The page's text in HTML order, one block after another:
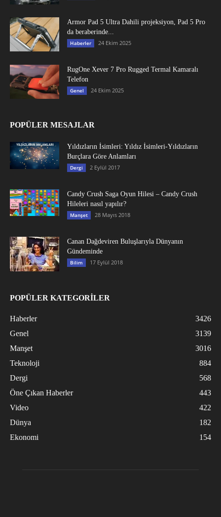
Armor Pad 5 Ultra Dahili projeksiyon, Pad 5 Pro
da beraberinde...
Haberler 24 Ekim 2025
RugOne Xever 7 Pro Rugged Termal Kamaralı
Telefon
Genel 24 Ekim 2025
POPÜLER MESAJLAR
Yıldızların İsimleri: Yıldız İsimleri-Yıldızların
Burçlara Göre Anlamları
Dergi 2 Eylül 2017
Candy Crush Saga Oyun Hilesi – Candy Crush
Hileleri nasıl yapılır?
Manşet 28 Mayıs 2018
Canan Dağdeviren Buluşlarıyla Dünyanın
Gündeminde
Bilim 17 Eylül 2018
POPÜLER KATEGORİLER
Haberler
3426
Genel
3139
Manşet
3016
Teknoloji
884
Dergi
568
Öne Çıkan Haberler
443
Video
422
Dünya
182
Ekonomi
154